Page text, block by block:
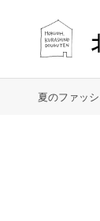
夏のファッ